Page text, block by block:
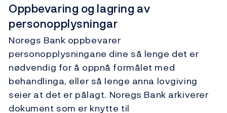
Oppbevaring og lagring av
personopplysningar
Noregs Bank oppbevarer
personopplysningane dine så lenge det er
nødvendig for å oppnå formålet med
behandlinga, eller så lenge anna lovgiving
seier at det er pålagt. Noregs Bank arkiverer
dokument som er knytte til